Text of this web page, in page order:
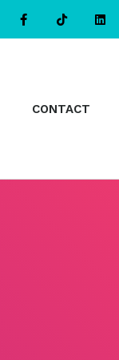
CONTACT